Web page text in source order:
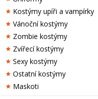
Kostýmy upíři a vampírky
Vánoční kostýmy
Zombie kostýmy
Zvířecí kostýmy
Sexy kostýmy
Ostatní kostýmy
Maskoti